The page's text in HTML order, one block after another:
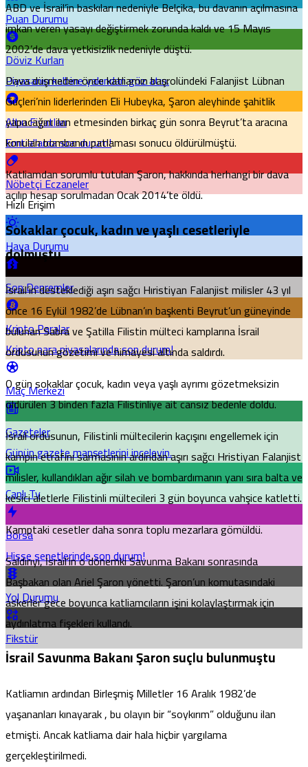
Puan Durumu
Döviz Kurları
Piyasanın kalbine yakından göz atın.
Altın Fiyatları
Emtia'larda son durum!
Nöbetçi Eczaneler
Hızlı Erişim
Hava Durumu
Son Depremler
Kripto Paralar
Kripto para piyasalarında son durum!
Maç Merkezi
Gazeteler
Günün gazete manşetlerini inceleyin.
Canlı Tv
Borsa
Hisse senetlerinde son durum!
Yol Durumu
Fikstür
ABD ve İsrail’in baskıları nedeniyle Belçika, bu davanın açılmasına
imkan veren yasayı değiştirmek zorunda kaldı ve 15 Mayıs
2002’de dava yetkisizlik nedeniyle düştü.
Dava düşmeden önce katliamın başrolündeki Falanjist Lübnan
Güçleri’nin liderlerinden Eli Hubeyka, Şaron aleyhinde şahitlik
yapacağını ilan etmesinden birkaç gün sonra Beyrut’ta aracına
konulan bombanın patlaması sonucu öldürülmüştü.
Katliamdan sorumlu tutulan Şaron, hakkında herhangi bir dava
açılıp hesap sorulmadan Ocak 2014’te öldü.
Sokaklar çocuk, kadın ve yaşlı cesetleriyle
dolmuştu
İsrail’in desteklediği aşırı sağcı Hıristiyan Falanjist milisler 43 yıl
önce 16 Eylül 1982’de Lübnan’ın başkenti Beyrut’un güneyinde
bulunan Sabra ve Şatilla Filistin mülteci kamplarına İsrail
ordusunun gözetimi ve himayesi altında saldırdı.
O gün sokaklar çocuk, kadın veya yaşlı ayrımı gözetmeksizin
öldürülen 3 binden fazla Filistinliye ait cansız bedenle doldu.
İsrail ordusunun, Filistinli mültecilerin kaçışını engellemek için
kampın etrafını sarmasının ardından aşırı sağcı Hristiyan Falanjist
milisler, kullandıkları ağır silah ve bombardımanın yanı sıra balta ve
kesici aletlerle Filistinli mültecileri 3 gün boyunca vahşice katletti.
Kamptaki cesetler daha sonra toplu mezarlara gömüldü.
Saldırıyı, İsrail’in o dönemki Savunma Bakanı sonrasında
Başbakan olan Ariel Şaron yönetti. Şaron’un komutasındaki
askerler gece boyunca katliamcıların işini kolaylaştırmak için
aydınlatma fişekleri kullandı.
İsrail Savunma Bakanı Şaron suçlu bulunmuştu
Katliamın ardından Birleşmiş Milletler 16 Aralık 1982’de
yaşananları kınayarak , bu olayın bir “soykırım” olduğunu ilan
etmişti. Ancak katliama dair hala hiçbir yargılama
gerçekleştirilmedi.